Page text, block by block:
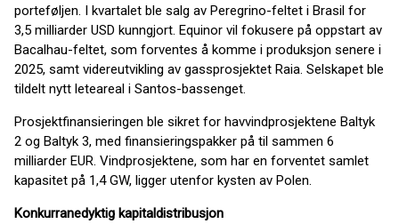
porteføljen. I kvartalet ble salg av Peregrino-feltet i Brasil for
3,5 milliarder USD kunngjort. Equinor vil fokusere på oppstart av
Bacalhau-feltet, som forventes å komme i produksjon senere i
2025, samt videreutvikling av gassprosjektet Raia. Selskapet ble
tildelt nytt leteareal i Santos-bassenget.
Prosjektfinansieringen ble sikret for havvindprosjektene Baltyk
2 og Baltyk 3, med finansieringspakker på til sammen 6
milliarder EUR. Vindprosjektene, som har en forventet samlet
kapasitet på 1,4 GW, ligger utenfor kysten av Polen.
Konkurranedyktig kapitaldistribusjon